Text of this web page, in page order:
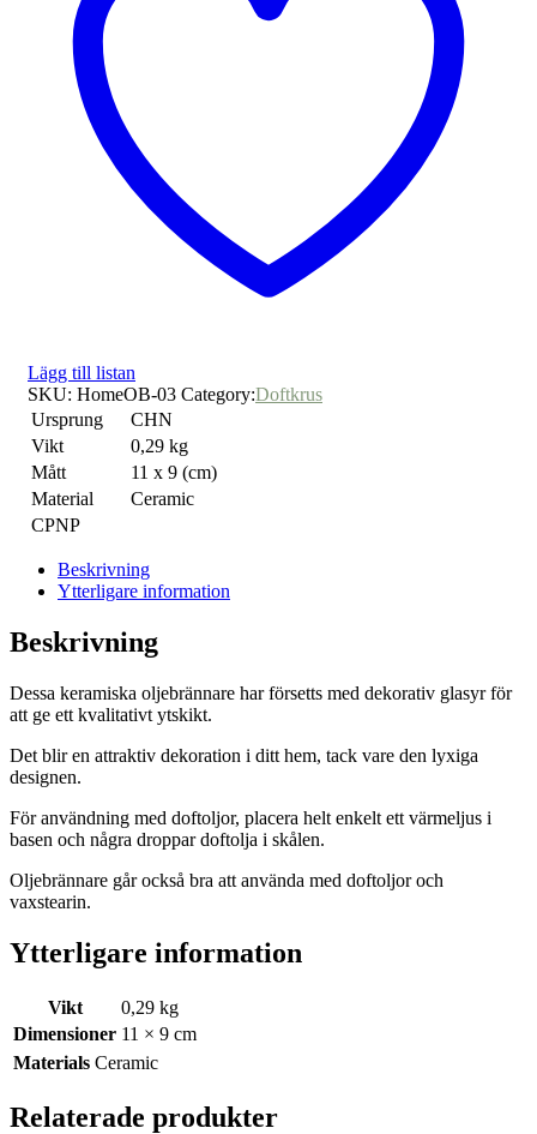
Lägg till listan
SKU: HomeOB-03 Category:Doftkrus
Ursprung
CHN
Vikt
0,29 kg
Mått
11 x 9 (cm)
Material
Ceramic
CPNP
Beskrivning
Ytterligare information
Beskrivning
Dessa keramiska oljebrännare har försetts med dekorativ glasyr för
att ge ett kvalitativt ytskikt.
Det blir en attraktiv dekoration i ditt hem, tack vare den lyxiga
designen.
För användning med doftoljor, placera helt enkelt ett värmeljus i
basen och några droppar doftolja i skålen.
Oljebrännare går också bra att använda med doftoljor och
vaxstearin.
Ytterligare information
Vikt
0,29 kg
Dimensioner 11 × 9 cm
Materials Ceramic
Relaterade produkter